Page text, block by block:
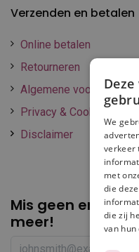
Verzenden en betalen
Online betalen
Retourneren
Algemene voorwaarden
Privacy & Cookie policy
Disclaimer
Mis geen enkele
meer!
We
verkeer
met
die
die zij
van hun